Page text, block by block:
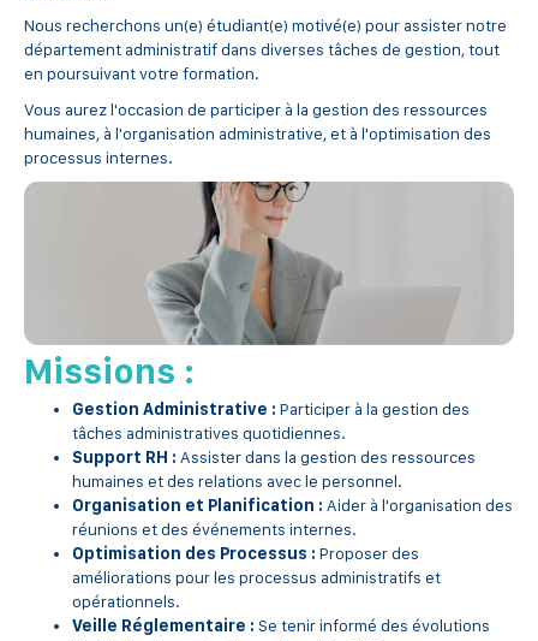
Nous recherchons un(e) étudiant(e) motivé(e) pour assister notre
département administratif dans diverses tâches de gestion, tout
en poursuivant votre formation.
Vous aurez l'occasion de participer à la gestion des ressources
humaines, à l'organisation administrative, et à l'optimisation des
processus internes.
Missions :
Gestion Administrative : Participer à la gestion des
tâches administratives quotidiennes.
Support RH : Assister dans la gestion des ressources
humaines et des relations avec le personnel.
Organisation et Planification : Aider à l'organisation des
réunions et des événements internes.
Optimisation des Processus : Proposer des
améliorations pour les processus administratifs et
opérationnels.
Veille Réglementaire : Se tenir informé des évolutions